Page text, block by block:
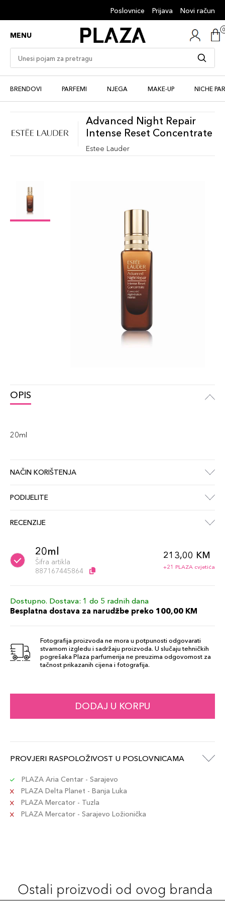
Poslovnice Prijava Novi račun
MENU
BRENDOVI PARFEMI NJEGA MAKE-UP NICHE
Advanced Night Repair
Intense Reset Concentrate
Estee Lauder
OPIS
20ml
NAČIN KORIŠTENJA
PODIJELITE
RECENZIJE
20ml
Šifra artikla
887167445864
213,00 KM
+21 PLAZA cvjetića
Dostupno. Dostava: 1 do 5 radnih dana
Besplatna dostava za narudžbe preko 100,00 KM
Fotografija proizvoda ne mora u potpunosti odgovarati
stvarnom izgledu i sadržaju proizvoda. U slučaju tehničkih
pogrešaka Plaza parfumerija ne preuzima odgovornost za
tačnost prikazanih cijena i fotografija.
DODAJ U KORPU
PROVJERI RASPOLOŽIVOST U POSLOVNICAMA
PLAZA Aria Centar - Sarajevo
PLAZA Delta Planet - Banja Luka
PLAZA Mercator - Tuzla
PLAZA Mercator - Sarajevo Ložionička
Ostali proizvodi od ovog branda